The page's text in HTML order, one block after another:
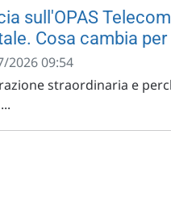
sull'OPAS
Cosa cambia
2026 09:54
straordinaria e